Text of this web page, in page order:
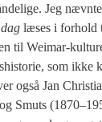
Jeg
læses i
til Wei­mar-
som ikke
også Jan
Smuts